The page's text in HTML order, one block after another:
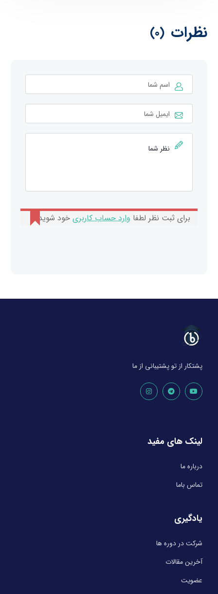
نظرات (0)
برای ثبت نظر لطفا وارد حساب کاربری خود شوید.
پشتکار از تو پشتیبانی از ما
لینک های مفید
درباره ما
تماس باما
یادگیری
شرکت در دوره ها
آخرین مقالات
عضویت